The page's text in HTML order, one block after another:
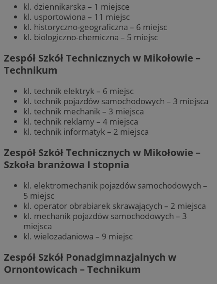
kl. dziennikarska – 1 miejsce
kl. usportowiona – 11 miejsc
kl. historyczno-geograficzna – 6 miejsc
kl. biologiczno-chemiczna – 5 miejsc
Zespół Szkół Technicznych w Mikołowie –
Technikum
kl. technik elektryk – 6 miejsc
kl. technik pojazdów samochodowych – 3 miejsca
kl. technik mechanik – 3 miejsca
kl. technik reklamy – 4 miejsca
kl. technik informatyk – 2 miejsca
Zespół Szkół Technicznych w Mikołowie –
Szkoła branżowa I stopnia
kl. elektromechanik pojazdów samochodowych –
5 miejsc
kl. operator obrabiarek skrawających – 2 miejsca
kl. mechanik pojazdów samochodowych – 3
miejsca
kl. wielozadaniowa – 9 miejsc
Zespół Szkół Ponadgimnazjalnych w
Ornontowicach – Technikum